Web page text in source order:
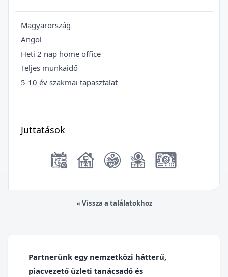
Magyarország
Angol
Heti 2 nap home office
Teljes munkaidő
5-10 év szakmai tapasztalat
Juttatások
« Vissza a találatokhoz
Partnerünk egy nemzetközi hátterű,
piacvezető üzleti tanácsadó és